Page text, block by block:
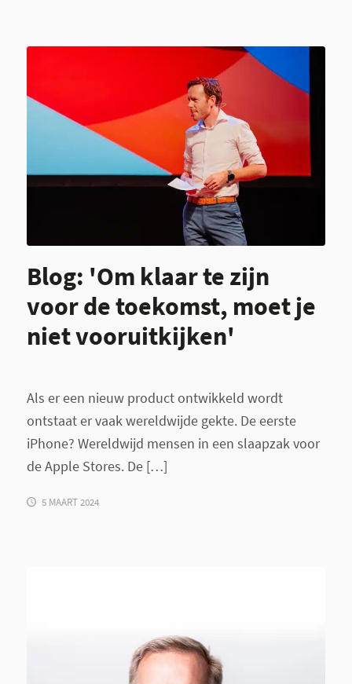
Blog: 'Om klaar te zijn
voor de toekomst, moet je
niet vooruitkijken'
Als er een nieuw product ontwikkeld wordt
ontstaat er vaak wereldwijde gekte. De eerste
iPhone? Wereldwijd mensen in een slaapzak voor
de Apple Stores. De […]
5 MAART 2024